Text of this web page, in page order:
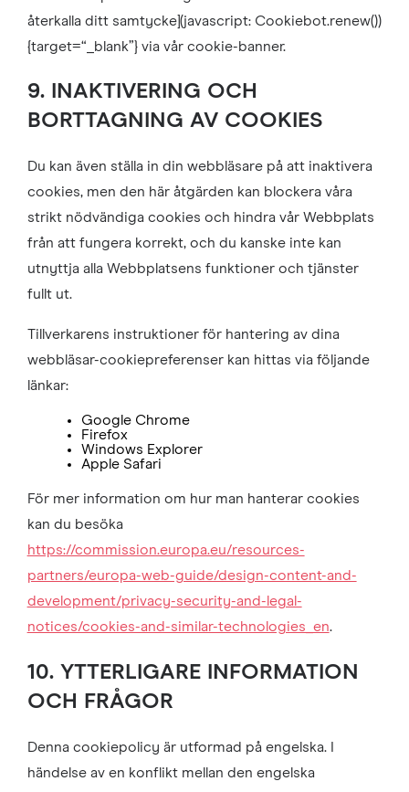
återkalla ditt samtycke](javascript: Cookiebot.renew())
{target=“_blank”} via vår cookie-banner.
9. INAKTIVERING OCH
BORTTAGNING AV COOKIES
Du kan även ställa in din webbläsare på att inaktivera
cookies, men den här åtgärden kan blockera våra
strikt nödvändiga cookies och hindra vår Webbplats
från att fungera korrekt, och du kanske inte kan
utnyttja alla Webbplatsens funktioner och tjänster
fullt ut.
Tillverkarens instruktioner för hantering av dina
webbläsar-cookiepreferenser kan hittas via följande
länkar:
Google Chrome
Firefox
Windows Explorer
Apple Safari
För mer information om hur man hanterar cookies
kan du besöka
https://commission.europa.eu/resources-
partners/europa-web-guide/design-content-and-
development/privacy-security-and-legal-
notices/cookies-and-similar-technologies_en.
10. YTTERLIGARE INFORMATION
OCH FRÅGOR
Denna cookiepolicy är utformad på engelska. I
händelse av en konflikt mellan den engelska